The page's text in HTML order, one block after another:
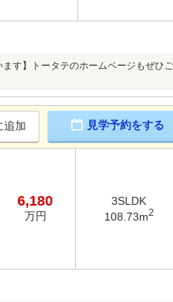
す】トータテのホームページもぜひご
追加 見学予約をする
6,180
万円
3SLDK
108.73m2